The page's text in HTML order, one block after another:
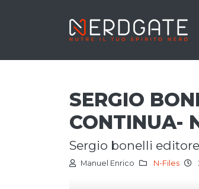
SERGIO
CONTINUA-
sergio bonelli
Manuel Enrico N-Files